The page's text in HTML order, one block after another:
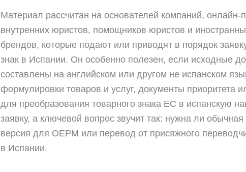
Материал рассчитан на основателей компаний, онлайн-
внутренних юристов, помощников юристов и
брендов, которые подают или приводят в порядок
знак в Испании. Он особенно полезен, если исходные
составлены на английском или другом не испанском
формулировки товаров и услуг, документы приоритета
для преобразования товарного знака ЕС в испанскую
заявку, а ключевой вопрос звучит так: нужна ли обычная
версия для OEPM или перевод от присяжного
в Испании.